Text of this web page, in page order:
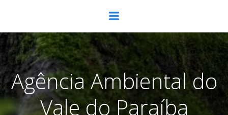
para
o
conteúdo
Agência Ambiental do
Vale do Paraíba